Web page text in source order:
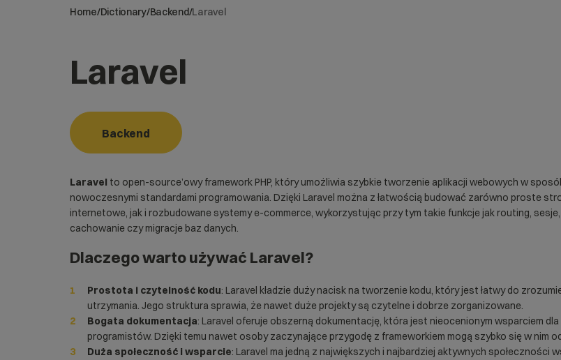
Home/Dictionary/Backend/Laravel
Laravel
Backend
Laravel to open-source’owy framework PHP, który umożliwia szybkie tworzenie aplikacji webowych w
nowoczesnymi standardami programowania. Dzięki Laravel można z łatwością budować zarówno proste
internetowe, jak i rozbudowane systemy e-commerce, wykorzystując przy tym takie funkcje jak routing, sesje,
cachowanie czy migracje baz danych.
Dlaczego warto używać Laravel?
Prostota i czytelność kodu: Laravel kładzie duży nacisk na tworzenie kodu, który jest łatwy do
utrzymania. Jego struktura sprawia, że nawet duże projekty są czytelne i dobrze zorganizowane.
Bogata dokumentacja: Laravel oferuje obszerną dokumentację, która jest nieocenionym wsparciem dla
programistów. Dzięki temu nawet osoby zaczynające przygodę z frameworkiem mogą szybko się w nim
Duża społeczność i wsparcie: Laravel ma jedną z największych i najbardziej aktywnych społeczności